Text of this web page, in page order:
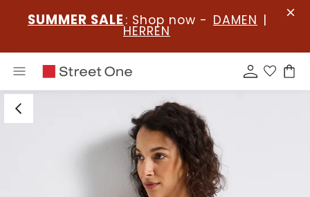
SUMMER SALE : Shop now - DAMEN |
HERREN